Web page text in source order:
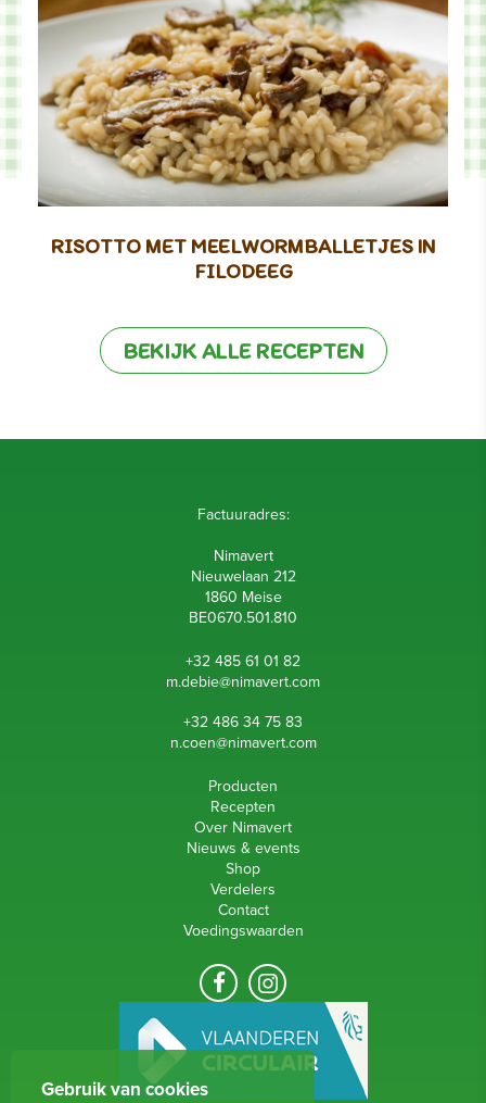
Gebruik van cookies
RISOTTO MET MEELWORMBALLETJES IN
FILODEEG
BEKIJK ALLE RECEPTEN
Factuuradres:
Nimavert
Nieuwelaan 212
1860 Meise
BE0670.501.810
+32 485 61 01 82
m.debie@nimavert.com
+32 486 34 75 83
n.coen@nimavert.com
Producten
Recepten
Over Nimavert
Nieuws & events
Shop
Verdelers
Contact
Voedingswaarden